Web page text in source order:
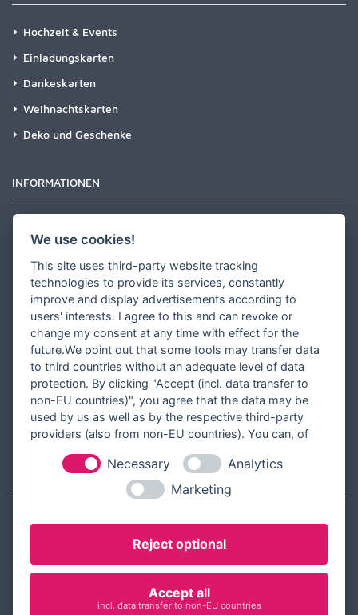
Hochzeit & Events
Einladungskarten
Dankeskarten
Weihnachtskarten
Deko und Geschenke
INFORMATIONEN
Versandinformationen
Partner werden
Designer werden
Über Tausendschön Karten
Blog
Ratgeber
Unsere Partner
Kontakt aufnehmen
Allgemeine Geschäftsbedingungen
Widerrufsbelehrung
Widerrufsformular
We use cookies!
This site uses third-party website tracking
technologies to provide its services, constantly
improve and display advertisements according to
users' interests. I agree to this and can revoke or
change my consent at any time with effect for the
future.We point out that some tools may transfer data
to third countries without an adequate level of data
protection. By clicking "Accept (incl. data transfer to
non-EU countries)", you agree that the data may be
used by us as well as by the respective third-party
providers (also from non-EU countries). You can, of
Necessary
Analytics
Marketing
Reject optional
Accept all
incl. data transfer to non-EU countries